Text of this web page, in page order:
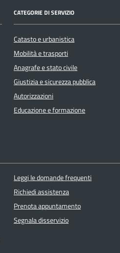
CATEGORIE DI SERVIZIO
Catasto e urbanistica
Mobilità e trasporti
Anagrafe e stato civile
Giustizia e sicurezza pubblica
Autorizzazioni
Educazione e formazione
Leggi le domande frequenti
Richiedi assistenza
Prenota appuntamento
Segnala disservizio